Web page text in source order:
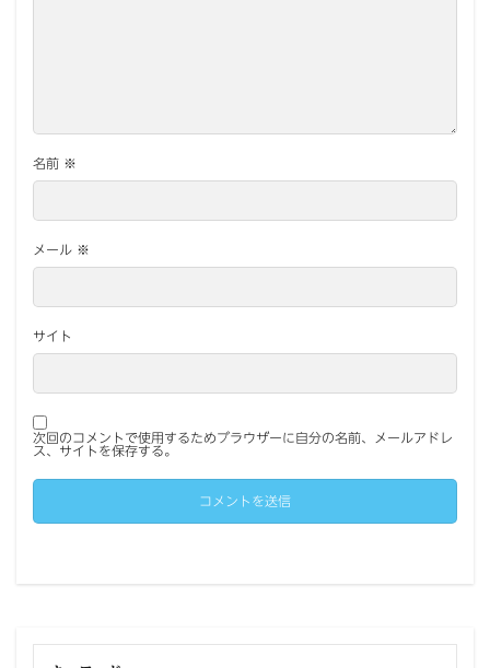
名前 ※
メール ※
サイト
次回のコメントで使用するためブラウザーに自分の名前、メールアドレ
ス、サイトを保存する。